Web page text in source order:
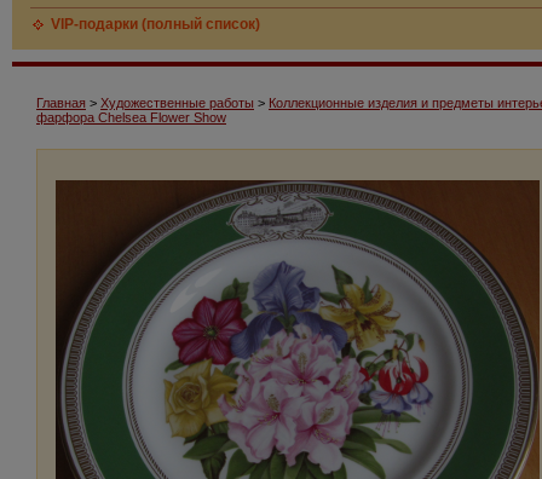
VIP-подарки (полный список)
Главная > Художественные работы > Коллекционные изделия и предметы
фарфора Chelsea Flower Show